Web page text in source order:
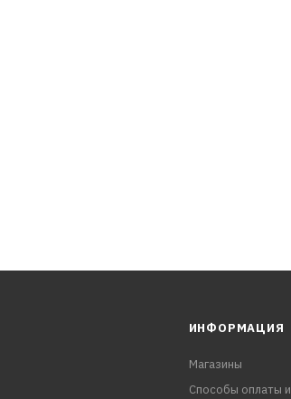
ИНФОРМАЦИЯ
Магазины
Способы оплаты и